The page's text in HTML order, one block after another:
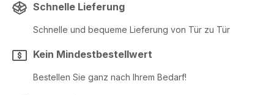
Schnelle Lieferung
Schnelle und bequeme Lieferung von Tür zu Tür
Kein Mindestbestellwert
Bestellen Sie ganz nach Ihrem Bedarf!